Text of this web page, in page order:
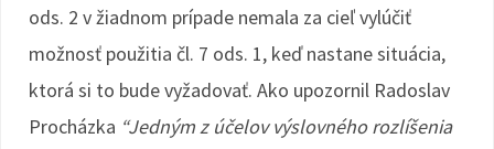
ods. 2 v žiadnom prípade nemala za cieľ vylúčiť
možnosť použitia čl. 7 ods. 1, keď nastane situácia,
ktorá si to bude vyžadovať. Ako upozornil Radoslav
Procházka “Jedným z účelov výslovného rozlíšenia